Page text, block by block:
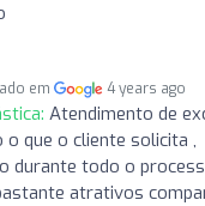
em 4 years ago
Atendimento de
que o cliente solicita ,
durante todo o
atrativos